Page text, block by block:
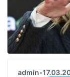
admin•